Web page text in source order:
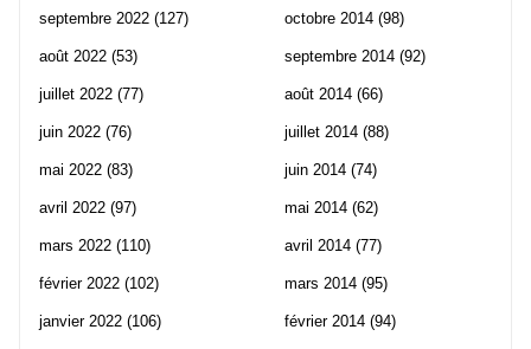
septembre 2022 (127)
août 2022 (53)
juillet 2022 (77)
juin 2022 (76)
mai 2022 (83)
avril 2022 (97)
mars 2022 (110)
février 2022 (102)
janvier 2022 (106)
octobre 2014 (98)
septembre 2014 (92)
août 2014 (66)
juillet 2014 (88)
juin 2014 (74)
mai 2014 (62)
avril 2014 (77)
mars 2014 (95)
février 2014 (94)